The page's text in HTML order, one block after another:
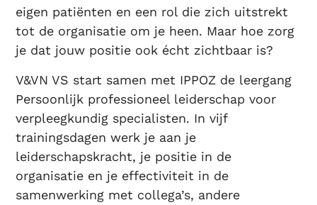
eigen patiënten en een rol die zich uitstrekt
tot de organisatie om je heen. Maar hoe zorg
je dat jouw positie ook écht zichtbaar is?
V&VN VS start samen met IPPOZ de leergang
Persoonlijk professioneel leiderschap voor
verpleegkundig specialisten. In vijf
trainingsdagen werk je aan je
leiderschapskracht, je positie in de
organisatie en je effectiviteit in de
samenwerking met collega’s, andere